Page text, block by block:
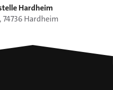
Hardheim
,74736Hardheim